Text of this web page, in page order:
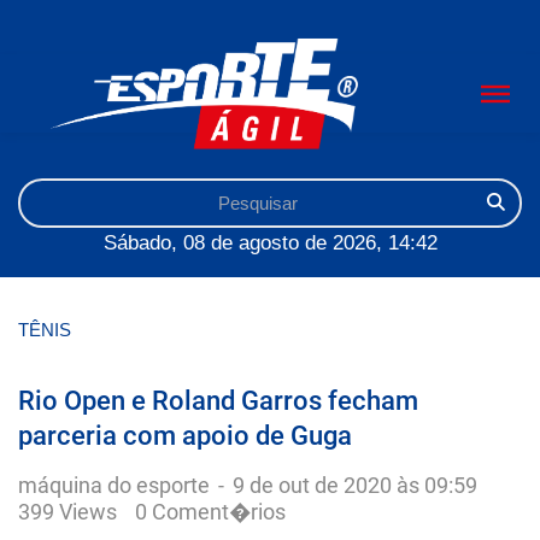
Sábado, 08 de agosto de 2026, 14:42
TÊNIS
Rio Open e Roland Garros fecham
parceria com apoio de Guga
máquina do esporte - 9 de out de 2020 às 09:59
399 Views
0 Coment�rios